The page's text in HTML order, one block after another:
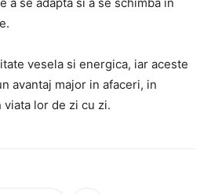
a se adapta si a se schimba in
vesela si energica, iar aceste
avantaj major in afaceri, in
lor de zi cu zi.